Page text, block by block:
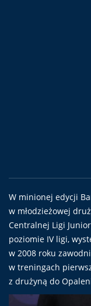
W minionej edycji
w młodzieżowej
Centralnej Ligi
poziomie IV ligi,
w 2008 roku
w treningach
z drużyną do